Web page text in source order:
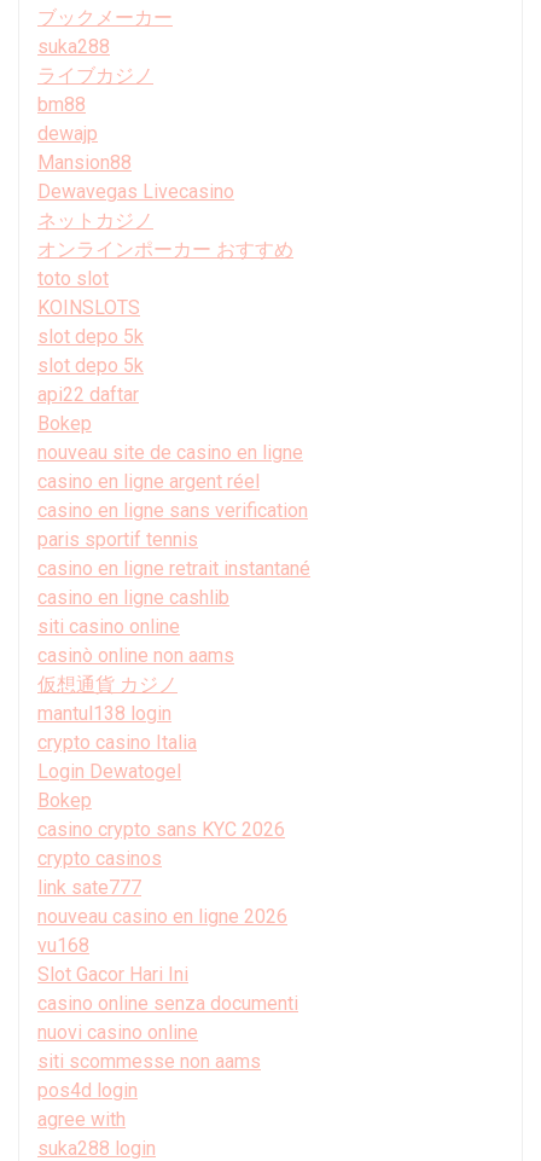
ブックメーカー
suka288
ライブカジノ
bm88
dewajp
Mansion88
Dewavegas Livecasino
ネットカジノ
オンラインポーカー おすすめ
toto slot
KOINSLOTS
slot depo 5k
slot depo 5k
api22 daftar
Bokep
nouveau site de casino en ligne
casino en ligne argent réel
casino en ligne sans verification
paris sportif tennis
casino en ligne retrait instantané
casino en ligne cashlib
siti casino online
casinò online non aams
仮想通貨 カジノ
mantul138 login
crypto casino Italia
Login Dewatogel
Bokep
casino crypto sans KYC 2026
crypto casinos
link sate777
nouveau casino en ligne 2026
vu168
Slot Gacor Hari Ini
casino online senza documenti
nuovi casino online
siti scommesse non aams
pos4d login
agree with
suka288 login